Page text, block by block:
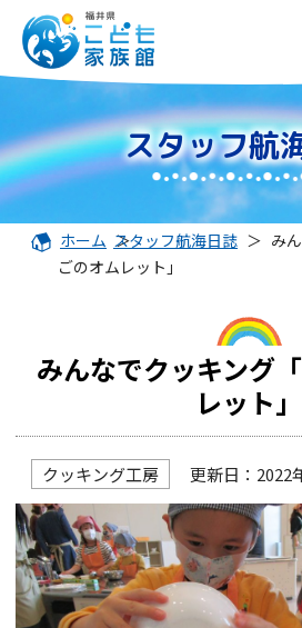
スタッフ航
ホーム ＞
スタッフ航海日誌 ＞ み
ごのオムレット」
みんなでクッキング
レット」
クッキング工房 更新日：2022